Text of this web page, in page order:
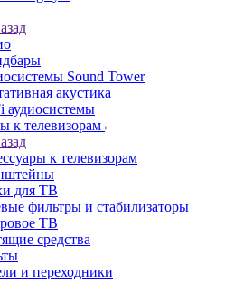
Sound Tower
акустика
аудиосистемы
к телевизорам
к телевизорам
для ТВ
фильтры и стабилизаторы
ТВ
средства
и переходники